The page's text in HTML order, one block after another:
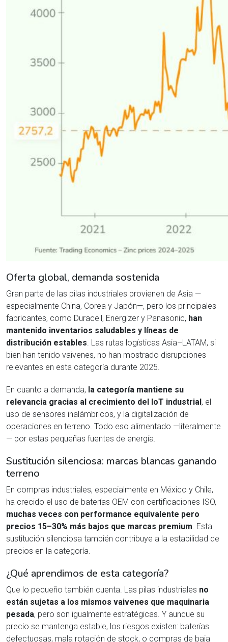
Oferta global, demanda sostenida
Gran parte de las pilas industriales provienen de Asia —
especialmente China, Corea y Japón—, pero los principales
fabricantes, como Duracell, Energizer y Panasonic, han
mantenido inventarios saludables y líneas de
distribución estables. Las rutas logísticas Asia–LATAM, si
bien han tenido vaivenes, no han mostrado disrupciones
relevantes en esta categoría durante 2025.
En cuanto a demanda, la categoría mantiene su
relevancia gracias al crecimiento del IoT industrial, el
uso de sensores inalámbricos, y la digitalización de
operaciones en terreno. Todo eso alimentado —literalmente
— por estas pequeñas fuentes de energía.
Sustitución silenciosa: marcas blancas ganando
terreno
En compras industriales, especialmente en México y Chile,
ha crecido el uso de baterías OEM con certificaciones ISO,
muchas veces con performance equivalente pero
precios 15–30% más bajos que marcas premium. Esta
sustitución silenciosa también contribuye a la estabilidad de
precios en la categoría.
¿Qué aprendimos de esta categoría?
Que lo pequeño también cuenta. Las pilas industriales no
están sujetas a los mismos vaivenes que maquinaria
pesada, pero son igualmente estratégicas. Y aunque su
precio se mantenga estable, los riesgos existen: baterías
defectuosas, mala rotación de stock, o compras de baja